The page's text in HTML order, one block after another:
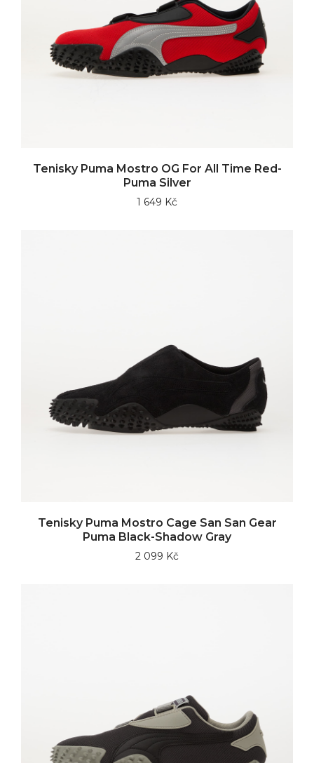
Tenisky Puma Mostro OG For All Time Red-
Puma Silver
1 649 Kč
Tenisky Puma Mostro Cage San San Gear
Puma Black-Shadow Gray
2 099 Kč